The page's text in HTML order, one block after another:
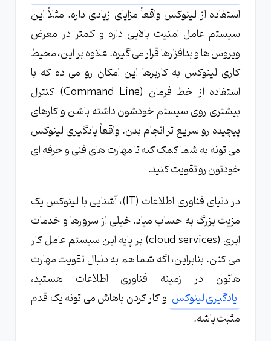
استفاده از لینوکس واقعاً مزایای زیادی داره. مثلاً این
سیستم عامل امنیت بالایی داره و کمتر در معرض
ویروس ها و بدافزارها قرار می گیره. علاوه بر این، محیط
کاری لینوکس به کاربرها این امکان رو می ده که با
استفاده از خط فرمان (Command Line) کنترل
بیشتری روی سیستم خودشون داشته باشن و کارهای
پیچیده رو سریع تر انجام بدن. واقعاً یادگیری لینوکس
می تونه به شما کمک کنه تا مهارت های فنی و حرفه ای
خودتون رو تقویت کنید.
در دنیای فناوری اطلاعات (IT)، آشنایی با لینوکس یک
مزیت بزرگ به حساب میاد. خیلی از سرورها و خدمات
ابری (cloud services) بر پایه این سیستم عامل کار
می کنن. بنابراین، اگه شما هم به دنبال تقویت مهارت
هاتون در زمینه فناوری اطلاعات هستید،
یادگیری لینوکس و کار کردن باهاش می تونه یک قدم
مثبت باشه.